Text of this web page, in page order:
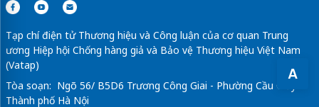
A
Tạp chí điện tử Thương hiệu và Công luận của cơ quan Trung
ương Hiệp hội Chống hàng giả và Bảo vệ Thương hiệu Việt Nam
(Vatap)
Tòa soạn: Ngõ 56/ B5D6 Trương Công Giai - Phường Cầu Giấy -
Thành phố Hà Nội